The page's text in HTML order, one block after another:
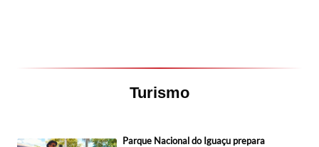
Turismo
Parque Nacional do Iguaçu prepara